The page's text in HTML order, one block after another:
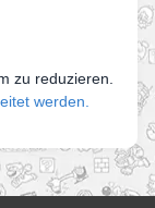
zu reduzieren.
werden.